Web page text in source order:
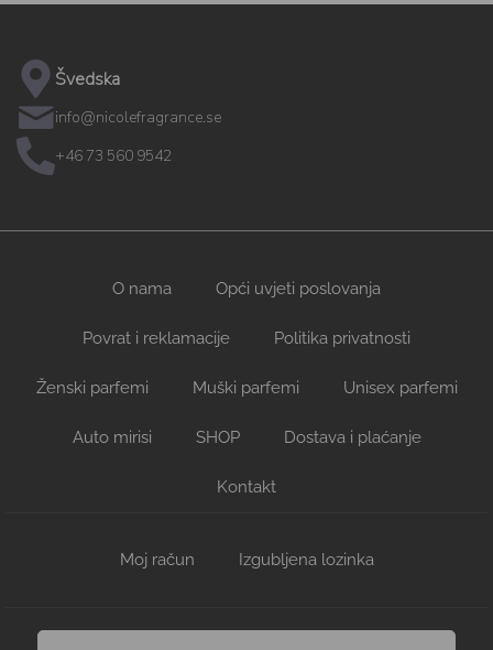
Švedska
info@nicolefragrance.se
+46 73 560 9542
O nama Opći uvjeti poslovanja
Povrat i reklamacije Politika privatnosti
Ženski parfemi Muški parfemi Unisex parfemi
Auto mirisi SHOP Dostava i plaćanje
Kontakt
Moj račun Izgubljena lozinka